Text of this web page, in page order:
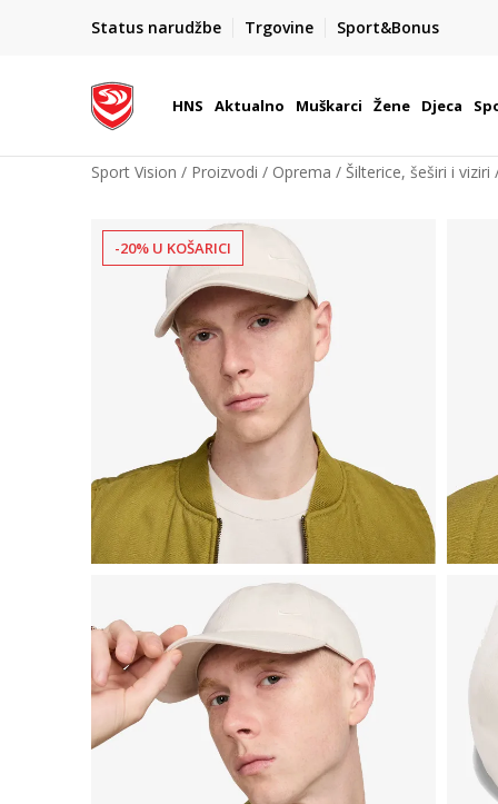
Status narudžbe Trgovine Sport&Bonus
BOX NOW
Dostava 1,50 €
| Više od 800 paketomata u
HNS Aktualno Muškarci Žene Djeca
Sport Vision Proizvodi Oprema Šilterice, šeširi i viziri
-20% U KOŠARICI